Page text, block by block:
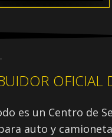
OFICIAL
es un Centro de
auto y